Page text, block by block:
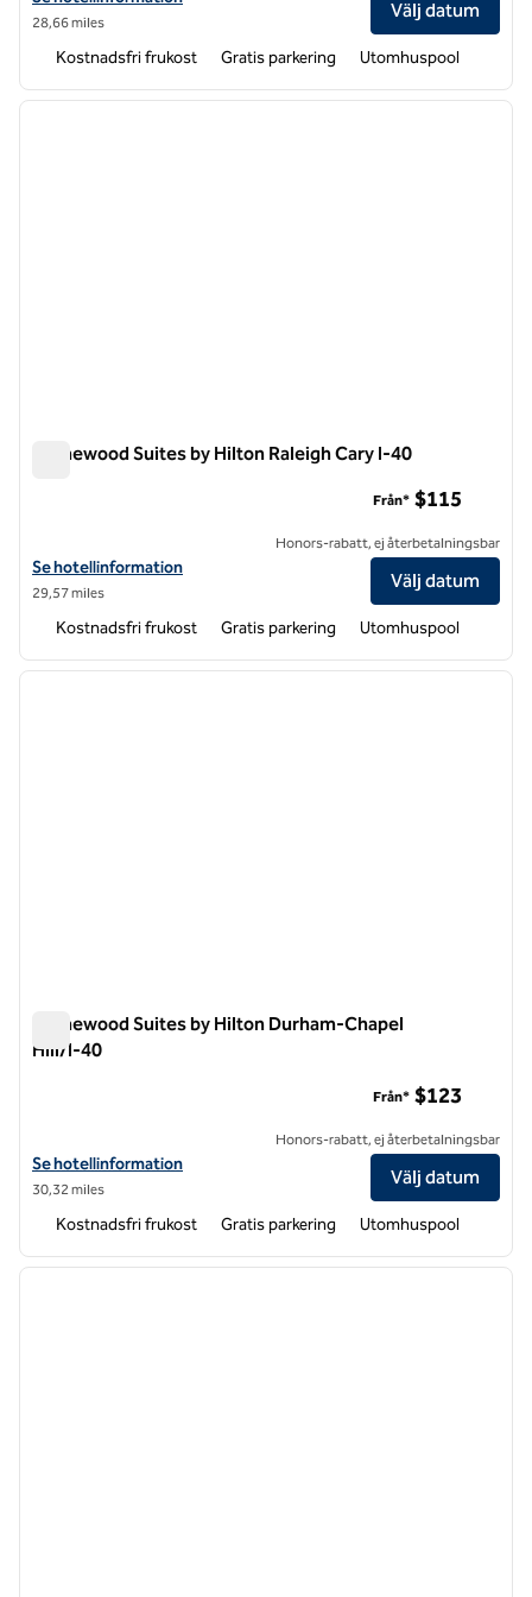
28,66 miles
Välj datum
Kostnadsfri frukost Gratis parkering Utomhuspool
1 av 12
nästa
Homewood Suites by Hilton Raleigh Cary I-40
Visa hotelluppgifter för Homewood Suites by Hilton Raleigh Cary I-
Se hotellinformation
29,57 miles
Från* $115
Honors-rabatt, ej återbetalningsbar
Välj datum
Kostnadsfri frukost Gratis parkering Utomhuspool
1 av 11
nästa
Homewood Suites by Hilton Durham-Chapel
Hill/I-40
Visa hotelluppgifter för Homewood Suites by Hilton Durham-Chapel
Se hotellinformation
30,32 miles
Från* $123
Honors-rabatt, ej återbetalningsbar
Välj datum
Kostnadsfri frukost Gratis parkering Utomhuspool
1 av 11
nästa